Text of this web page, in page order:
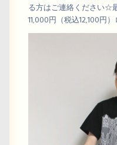
る方はご連絡ください☆
11,000円（税込12,100円）